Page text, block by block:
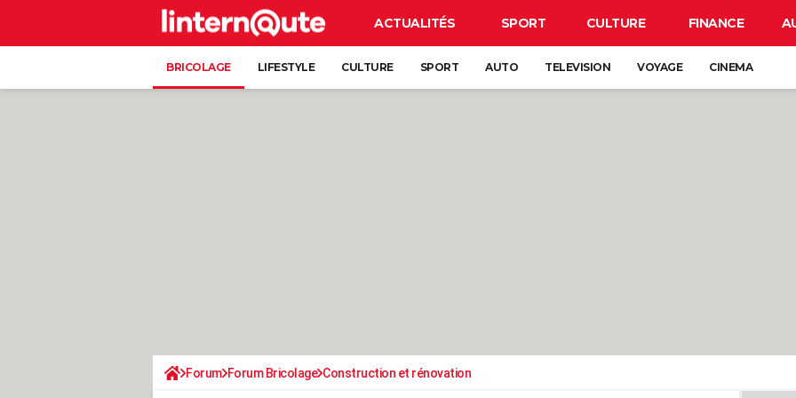
ACTUALITÉS SPORT CULTURE FINANCE
BRICOLAGE LIFESTYLE CULTURE SPORT AUTO TELEVISION VOYAGE CINEMA
Forum Forum Bricolage Construction et rénovation